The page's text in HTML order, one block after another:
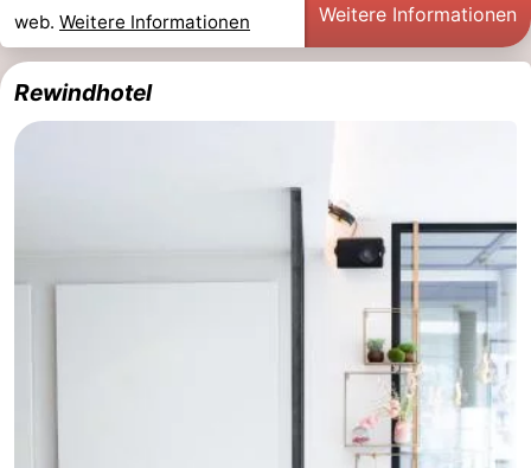
web. Weitere Informationen Weitere Informationen
Rewindhotel